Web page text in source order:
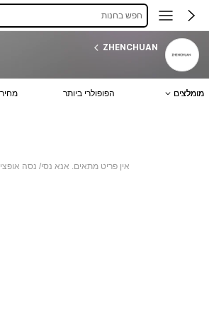
חפש בחנות
ZHENCHUAN
מומלצים הפופולרי ביותר מחיר
אין פריט מתאים. אנא נסי/ נסה